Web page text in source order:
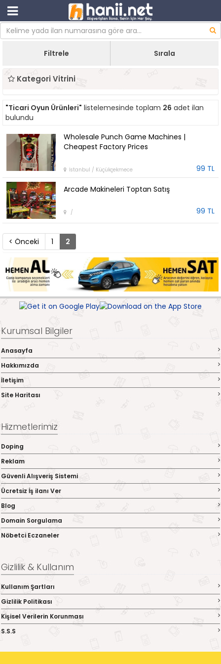
Filtrele Sırala
Kategori Vitrini
"Ticari Oyun Ürünleri" listelemesinde toplam 26 adet ilan
bulundu
Wholesale Punch Game Machines |
Cheapest Factory Prices
İstanbul / Küçükçekmece 99 TL
Arcade Makineleri Toptan Satış
/ 99 TL
< Önceki 1 2
Kurumsal Bilgiler
Anasayfa
Hakkımızda
İletişim
Site Haritası
Hizmetlerimiz
Doping
Reklam
Güvenli Alışveriş Sistemi
Ücretsiz İş ilanı Ver
Blog
Domain Sorgulama
Nöbetci Eczaneler
Gizlilik & Kullanım
Kullanım Şartları
Gizlilik Politikası
Kişisel Verilerin Korunması
S.S.S